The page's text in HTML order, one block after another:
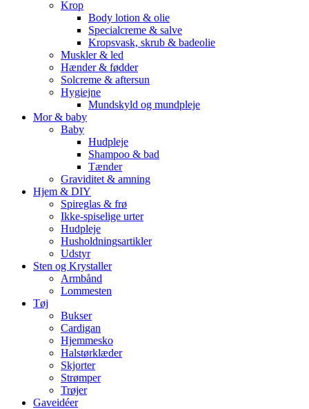
Krop
Body lotion & olie
Specialcreme & salve
Kropsvask, skrub & badeolie
Muskler & led
Hænder & fødder
Solcreme & aftersun
Hygiejne
Mundskyld og mundpleje
Mor & baby
Baby
Hudpleje
Shampoo & bad
Tænder
Graviditet & amning
Hjem & DIY
Spireglas & frø
Ikke-spiselige urter
Hudpleje
Husholdningsartikler
Udstyr
Sten og Krystaller
Armbånd
Lommesten
Tøj
Bukser
Cardigan
Hjemmesko
Halstørklæder
Skjorter
Strømper
Trøjer
Gaveidéer